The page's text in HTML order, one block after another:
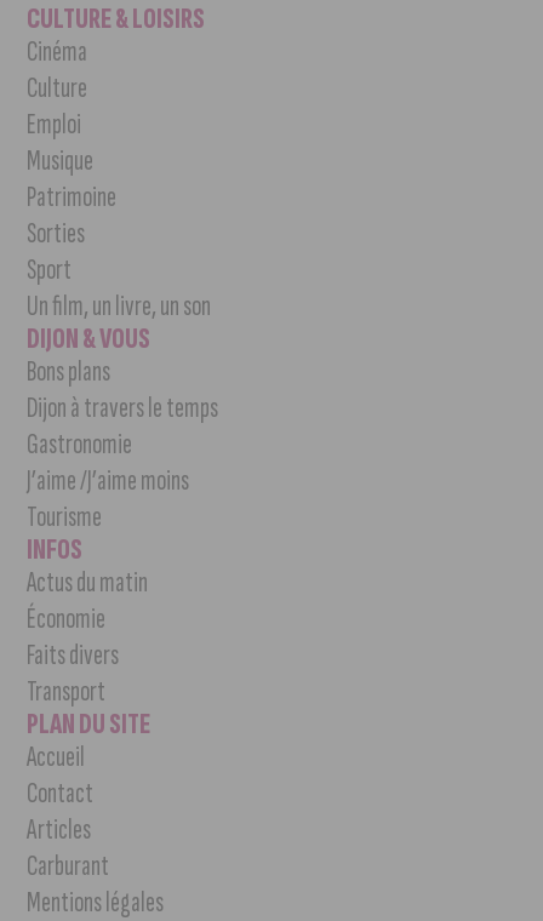
CULTURE & LOISIRS
Cinéma
Culture
Emploi
Musique
Patrimoine
Sorties
Sport
Un film, un livre, un son
DIJON & VOUS
Bons plans
Dijon à travers le temps
Gastronomie
J’aime /J’aime moins
Tourisme
INFOS
Actus du matin
Économie
Faits divers
Transport
PLAN DU SITE
Accueil
Contact
Articles
Carburant
Mentions légales